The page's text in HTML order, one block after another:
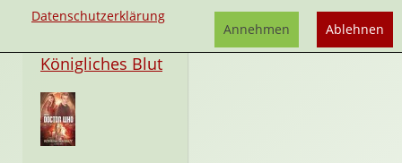
Königliches Blut
Datenschutzerklärung
Ablehnen
Annehmen